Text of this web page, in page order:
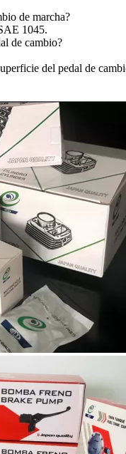
de marcha?
1045.
de cambio?
del pedal de